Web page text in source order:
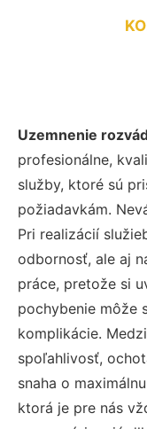
Uzemnenie
profesionálne,
služby, ktoré sú
požiadavkám.
Pri realizácií
odbornosť, ale aj
práce, pretože si
pochybenie môže
komplikácie.
spoľahlivosť,
snaha o
ktorá je pre nás